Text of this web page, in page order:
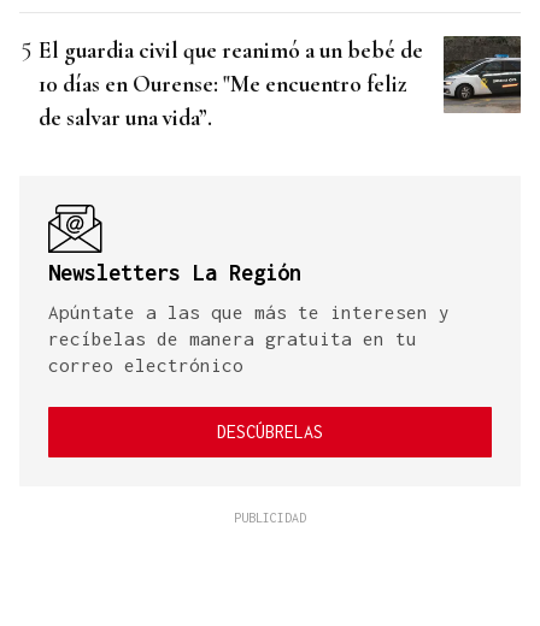
El guardia civil que reanimó a un bebé de
10 días en Ourense: "Me encuentro feliz
de salvar una vida”.
Newsletters La Región
Apúntate a las que más te interesen y
recíbelas de manera gratuita en tu
correo electrónico
DESCÚBRELAS